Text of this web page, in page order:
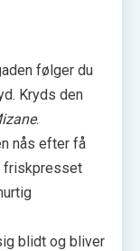
følger du
Kryds den
.
nås efter få
friskpresset
blidt og bliver